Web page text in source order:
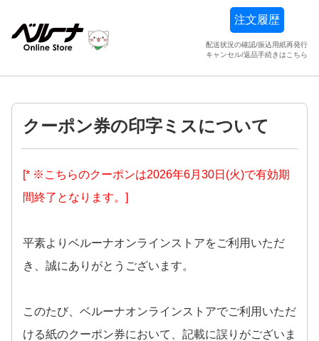
注文履歴
配送状況の確認/振込用紙再発行
キャンセル/返品手続きはこちら
クーポン券の印字ミスについて
[* ※こちらのクーポンは2026年6月30日(火)で有効期
間終了となります。]
平素よりベルーナオンラインストアをご利用いただ
き、誠にありがとうございます。
このたび、ベルーナオンラインストアでご利用いただ
ける紙のクーポン券において、記載に誤りがございま